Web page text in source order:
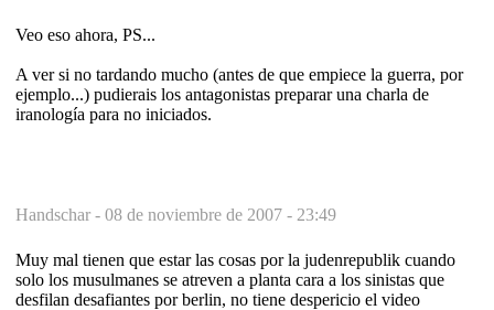
Veo eso ahora, PS...
A ver si no tardando mucho (antes de que empiece la guerra, por
ejemplo...) pudierais los antagonistas preparar una charla de
iranología para no iniciados.
Handschar - 08 de noviembre de 2007 - 23:49
Muy mal tienen que estar las cosas por la judenrepublik cuando
solo los musulmanes se atreven a planta cara a los sinistas que
desfilan desafiantes por berlin, no tiene despericio el video